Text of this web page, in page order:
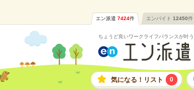
エン派遣 7424件 エンバイト 12450件
ちょうど良いワークライフバランスが叶う
気になる！リスト 0